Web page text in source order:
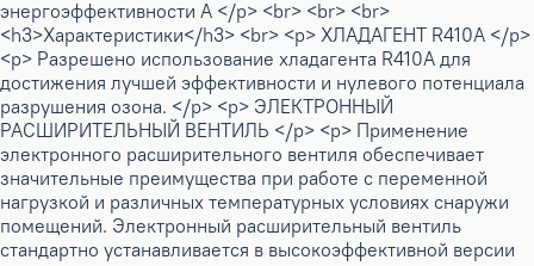
энергоэффективности А </p> <br> <br> <br>
<h3>Характеристики</h3> <br> <p> ХЛАДАГЕНТ R410A </p>
<p> Разрешено использование хладагента R410A для
достижения лучшей эффективности и нулевого потенциала
разрушения озона. </p> <p> ЭЛЕКТРОННЫЙ
РАСШИРИТЕЛЬНЫЙ ВЕНТИЛЬ </p> <p> Применение
электронного расширительного вентиля обеспечивает
значительные преимущества при работе с переменной
нагрузкой и различных температурных условиях снаружи
помещений. Электронный расширительный вентиль
стандартно устанавливается в высокоэффективной версии